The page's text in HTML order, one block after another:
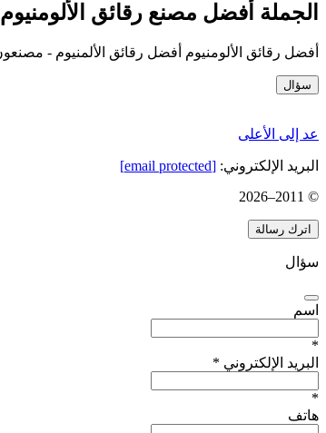
الجملة أفضل مصنع رقائق
أفضل رقائق الألومنيوم أفضل رقائق الألمنيوم -
سؤال
عد إلى الأعلى
البريد الإلكتروني: [email protected]
© 2011–
2026
اترك رسالة
سؤال
اسم
*
البريد الإلكتروني *
*
هاتف